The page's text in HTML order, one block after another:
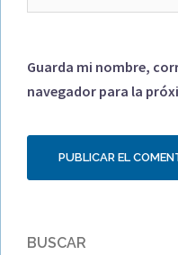
Guarda mi nombre,
navegador para la
BUSCAR